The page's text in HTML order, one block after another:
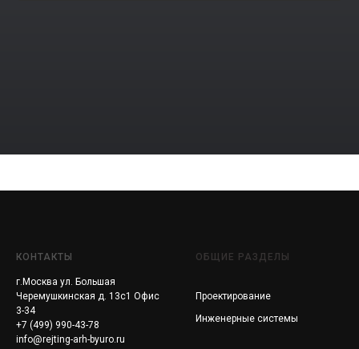
КОНТАКТЫ
г.Москва ул. Большая
Черемушкинская д. 13с1 Офис
3-34
+7 (499) 990-43-78
info@rejting-arh-byuro.ru
ОБЩИЕ РАЗДЕЛЫ
Проектирование
Инженерные системы